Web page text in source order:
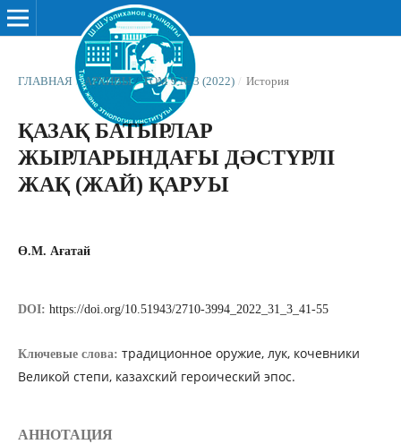
ГЛАВНАЯ / АРХИВЫ / ТОМ 9 № 3 (2022) / История
ҚАЗАҚ БАТЫРЛАР
ЖЫРЛАРЫНДАҒЫ ДӘСТҮРЛІ
ЖАҚ (ЖАЙ) ҚАРУЫ
Ө.М. Ағатай
DOI: https://doi.org/10.51943/2710-3994_2022_31_3_41-55
Ключевые слова: традиционное оружие, лук, кочевники
Великой степи, казахский героический эпос.
АННОТАЦИЯ